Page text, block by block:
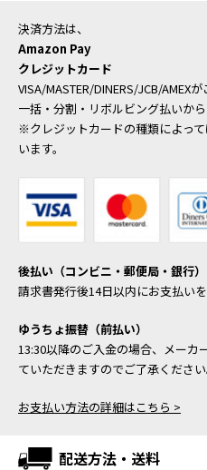
決済方法は、
Amazon Pay
クレジットカード
VISA/MASTER/DINERS/JCB/AMEX
一括・分割・リボルビング払いか
※クレジットカードの種類によっ
います。
後払い（コンビニ・郵便局・銀行）
請求書発行後14日以内にお支払いを
ゆうちょ振替（前払い）
13:30以降のご入金の場合、メーカ
ていただきますのでご了承ください
お支払い方法の詳細はこちら >
配送方法・送料